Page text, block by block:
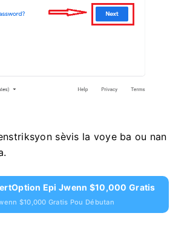
sèvis la voye ba ou nan
Epi Jwenn $10,000 Gratis
$10,000 Gratis Pou Débutan